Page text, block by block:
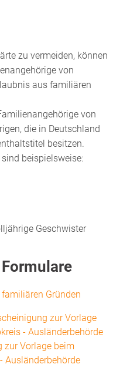
zu vermeiden, können
von
aus familiären
von
die in Deutschland
besitzen.
beispielsweise:
Geschwister
Gründen
zur Vorlage
- Ausländerbehörde
zur Vorlage beim
Ausländerbehörde